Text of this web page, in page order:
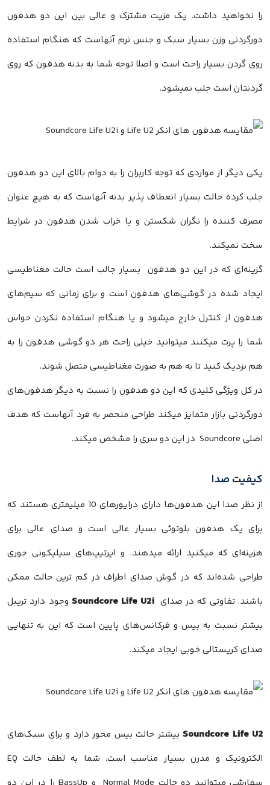
را نخواهید داشت. یک مزیت مشترک و عالی بین این دو هدفون
دورگردنی وزن بسیار سبک و جنس نرم آنهاست که هنگام استفاده
روی گردن بسیار راحت است و اصلا توجه شما به بدنه هدفون که روی
گردنتان است جلب نمیشود.
یکی دیگر از مواردی که توجه کاربران را به دوام بالای این دو هدفون
جلب کرده حالت بسیار انعطاف پذیر بدنه آنهاست که به هیچ عنوان
مصرف کننده را نگران شکستن و یا خراب شدن هدفون در شرایط
سخت نمیکند.
گزینه‌ای که در این دو هدفون بسیار جالب است حالت مغناطیسی
ایجاد شده در گوشی‌های هدفون است و برای زمانی که سیم‌های
هدفون از کنترل خارج میشود و یا هنگام استفاده نکردن حواس
شما را پرت میکنند میتوانید خیلی راحت هر دو گوشی هدفون را به
هم نزدیک کنید تا به هم به صورت مغناطیسی متصل شوند.
در کل ویژگی کلیدی که این دو هدفون را نسبت به دیگر هدفون‌های
دورگردنی بازار متمایز میکند طراحی منحصر به فرد آنهاست که هدف
اصلی Soundcore در این دو سری را مشخص میکند.
کیفیت صدا
از نظر صدا این هدفون‌ها‌ دارای درایورهای 10 میلیمتری هستند که
برای یک هدفون بلوتوثی بسیار عالی است و صدای عالی برای
هزینه‌ای که میکنید ارائه میدهند. و ایرتیپ‌های سیلیکونی جوری
طراحی شده‌اند که در گوش صدای اطراف در کم ترین حالت ممکن
باشند. تفاوتی که در صدای Soundcore Life U2i وجود دارد تریبل
بیشتر نسبت به بیس و فرکانس‌های پایین است که این به تنهایی
صدای کریستالی خوبی ایجاد میکند.
Soundcore Life U2 بیشتر حالت بیس محور دارد و برای سبک‌های
الکترونیک و مدرن بسیار مناسب است. شما به لطف حالت EQ